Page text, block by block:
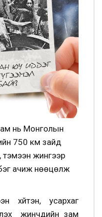
зам нь Монголын
750 км зайд
тэмээн жингээр
ачиж нөөцөлж
хүйтэн, усархаг
үү жинчдийн зам